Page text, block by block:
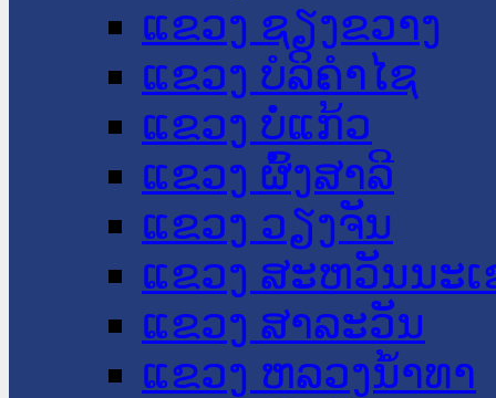
ແຂວງ ຊຽງຂວາງ
ແຂວງ ບໍລິຄໍາໄຊ
ແຂວງ ບໍ່ແກ້ວ
ແຂວງ ຜົ້ງສາລີ
ແຂວງ ວຽງຈັນ
ແຂວງ ສະຫວັນນະ
ແຂວງ ສາລະວັນ
ແຂວງ ຫລວງນໍ້າທາ